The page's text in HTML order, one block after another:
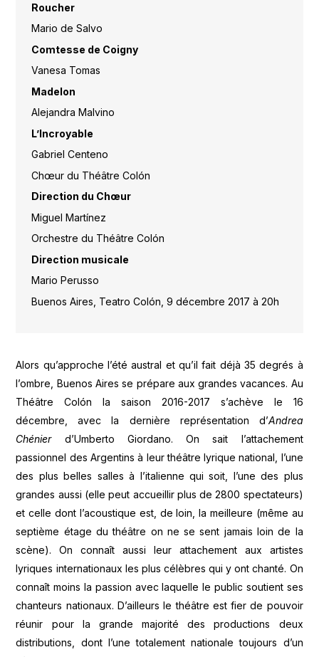
Roucher
Mario de Salvo
Comtesse de Coigny
Vanesa Tomas
Madelon
Alejandra Malvino
L’Incroyable
Gabriel Centeno
Chœur du Théâtre Colón
Direction du Chœur
Miguel Martínez
Orchestre du Théâtre Colón
Direction musicale
Mario Perusso
Buenos Aires, Teatro Colón, 9 décembre 2017 à 20h
Alors qu’approche l’été austral et qu’il fait déjà 35 degrés à
l’ombre, Buenos Aires se prépare aux grandes vacances. Au
Théâtre Colón la saison 2016-2017 s’achève le 16
décembre, avec la dernière représentation d’Andrea
Chénierd’Umberto Giordano. On sait l’attachement
passionnel des Argentins à leur théâtre lyrique national, l’une
des plus belles salles à l’italienne qui soit, l’une des plus
grandes aussi (elle peut accueillir plus de 2800 spectateurs)
et celle dont l’acoustique est, de loin, la meilleure (même au
septième étage du théâtre on ne se sent jamais loin de la
scène). On connaît aussi leur attachement aux artistes
lyriques internationaux les plus célèbres qui y ont chanté. On
connaît moins la passion avec laquelle le public soutient ses
chanteurs nationaux. D’ailleurs le théâtre est fier de pouvoir
réunir pour la grande majorité des productions deux
distributions, dont l’une totalement nationale toujours d’un